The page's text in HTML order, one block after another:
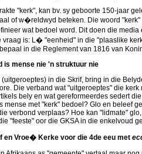
"kerk", kan bv. sy geboorte 150-jaar
of w�reldwyd beteken. Die woord
wat bedoel word. Dit doen die
is: L� "eenheid" in die "plaaslike
in die Reglement van 1816 van
is mense nie 'n struktuur nie
(uitgeroeptes) in die Skrif, bring in die
Die verband wat "uitgeroeptes" die
bely en wat gereformeerdes sedert
mense met "kerk" bedoel? Glo en beleef
verbond verplaas? Hoe kan "lidmate"
"feeste" oor die GKSA in die enkelvoud
en Vroe� Kerke voor die 4de eeu met